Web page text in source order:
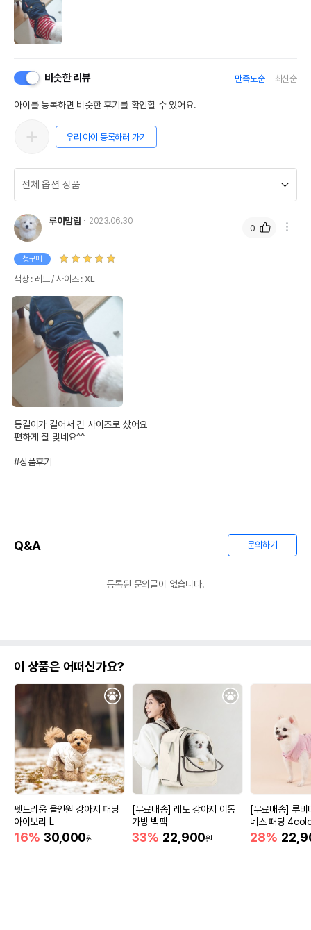
비슷한 리뷰 만족도순 최신순
아이를 등록하면 비슷한 후기를 확인할 수 있어요.
우리 아이 등록하러 가기
루이맘림 2023.06.30
첫구매
색상 : 레드 / 사이즈 : XL
등길이가 길어서 긴 사이즈로 샀어요
편하게 잘 맞네요^^
#상품후기
0
Q&A 문의하기
등록된 문의글이 없습니다.
이 상품은 어떠신가요?
펫트리움 올인원 강아지 패딩
아이보리 L
16% 30,000원
[무료배송] 레토 강아지 이동
가방 백팩
33% 22,900원
[무료배송] 루비
네스 패딩
28%